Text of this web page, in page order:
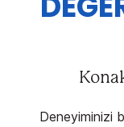
Deneyiminizi